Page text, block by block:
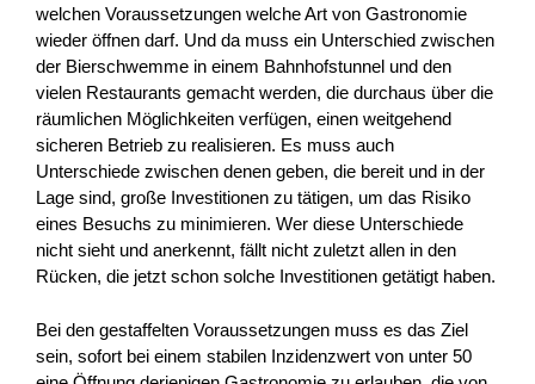
welchen Voraussetzungen welche Art von Gastronomie
wieder öffnen darf. Und da muss ein Unterschied zwischen
der Bierschwemme in einem Bahnhofstunnel und den
vielen Restaurants gemacht werden, die durchaus über die
räumlichen Möglichkeiten verfügen, einen weitgehend
sicheren Betrieb zu realisieren. Es muss auch
Unterschiede zwischen denen geben, die bereit und in der
Lage sind, große Investitionen zu tätigen, um das Risiko
eines Besuchs zu minimieren. Wer diese Unterschiede
nicht sieht und anerkennt, fällt nicht zuletzt allen in den
Rücken, die jetzt schon solche Investitionen getätigt haben.
Bei den gestaffelten Voraussetzungen muss es das Ziel
sein, sofort bei einem stabilen Inzidenzwert von unter 50